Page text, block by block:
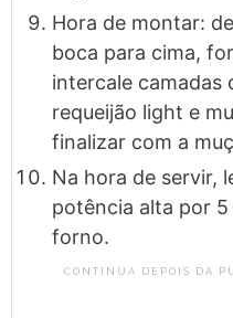
Hora de montar:
boca para cima,
intercale camadas
requeijão light e
finalizar com a
Na hora de servir,
potência alta por
forno.
CONTINUA DEPOIS DA